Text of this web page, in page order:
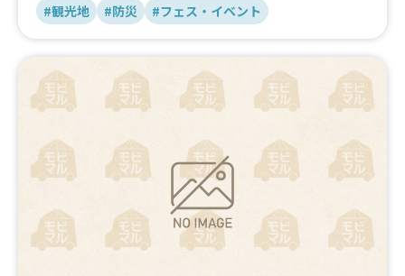
楽しく学防災（まなぼうさい）！
今回のイベントでは、「災害で活躍する人たちが勢ぞろ
ぜひ、神戸の海も山も感じれる特別な場所”ワンハートバ
ース”へ防災の体験をしにきてください✨
#観光地 #防災 #フェス・イベント